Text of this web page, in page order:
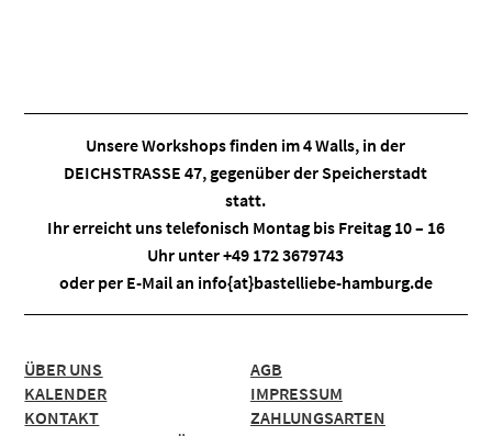
Unsere Workshops finden im4 Walls, in der
DEICHSTRASSE 47, gegenüber der Speicherstadt
statt.
Ihr erreicht uns telefonisch Montag bis Freitag 10 – 16
Uhr unter +49 172 3679743
oder per E-Mail an info{at}bastelliebe-hamburg.de
ÜBER UNS
KALENDER
KONTAKT
AGB
IMPRESSUM
ZAHLUNGSARTEN